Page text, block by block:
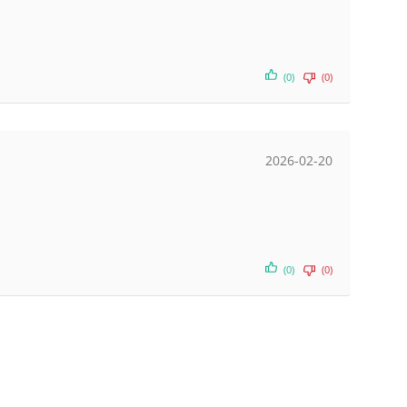
(0) (0)
2026-02-20
(0) (0)